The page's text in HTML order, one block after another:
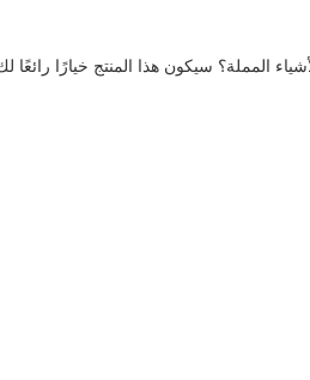
المملة؟ سيكون هذا المنتج خيارًا رائعًا